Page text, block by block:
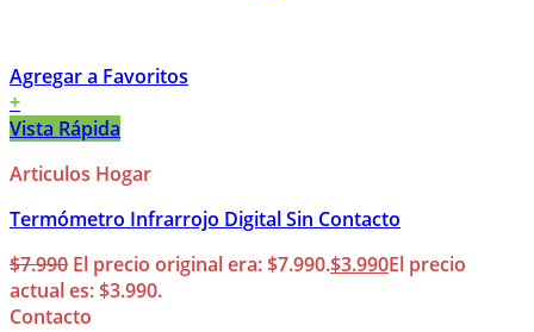
Agregar a Favoritos
+
Vista Rápida
Articulos Hogar
Termómetro Infrarrojo Digital Sin Contacto
$7.990 El precio original era: $7.990.$3.990El precio
actual es: $3.990.
Contacto